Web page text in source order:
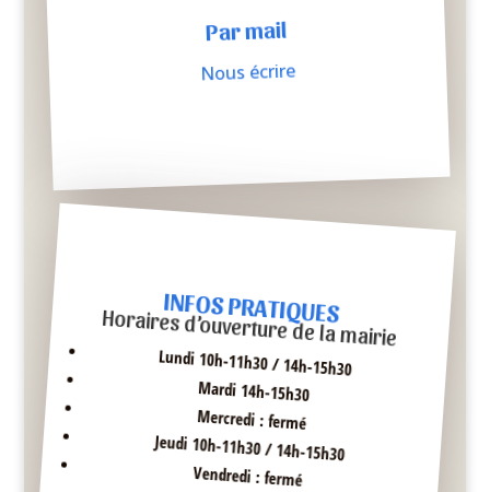
Par mail
Nous écrire
INFOS PRATIQUES
Horaires d’ouverture de la mairie
Lundi 10h-11h30 / 14h-15h30
Mardi 14h-15h30
Mercredi : fermé
Jeudi 10h-11h30 / 14h-15h30
Vendredi : fermé